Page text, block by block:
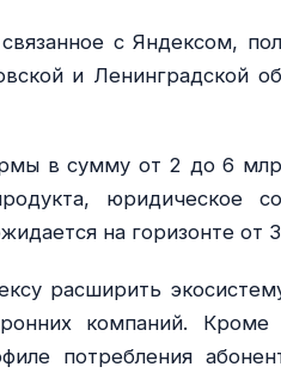
с Яндексом,
и Ленинградской
в сумму от 2 до 6
юридическое
на горизонте от
расширить
компаний. Кроме
потребления